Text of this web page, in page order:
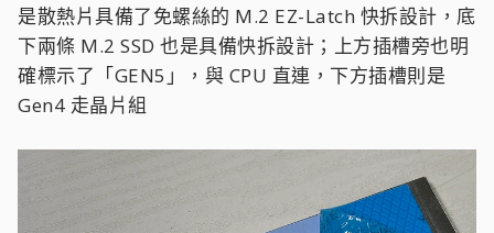
是散熱片具備了免螺絲的 M.2 EZ-Latch 快拆設計，底
下兩條 M.2 SSD 也是具備快拆設計；上方插槽旁也明
確標示了「GEN5」，與 CPU 直連，下方插槽則是
Gen4 走晶片組